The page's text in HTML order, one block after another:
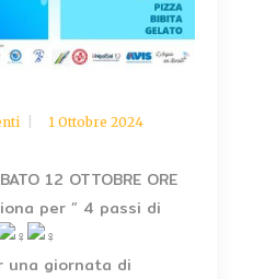
1 Ottobre 2024
12 OTTOBRE ORE
per ” 4 passi di
una giornata di